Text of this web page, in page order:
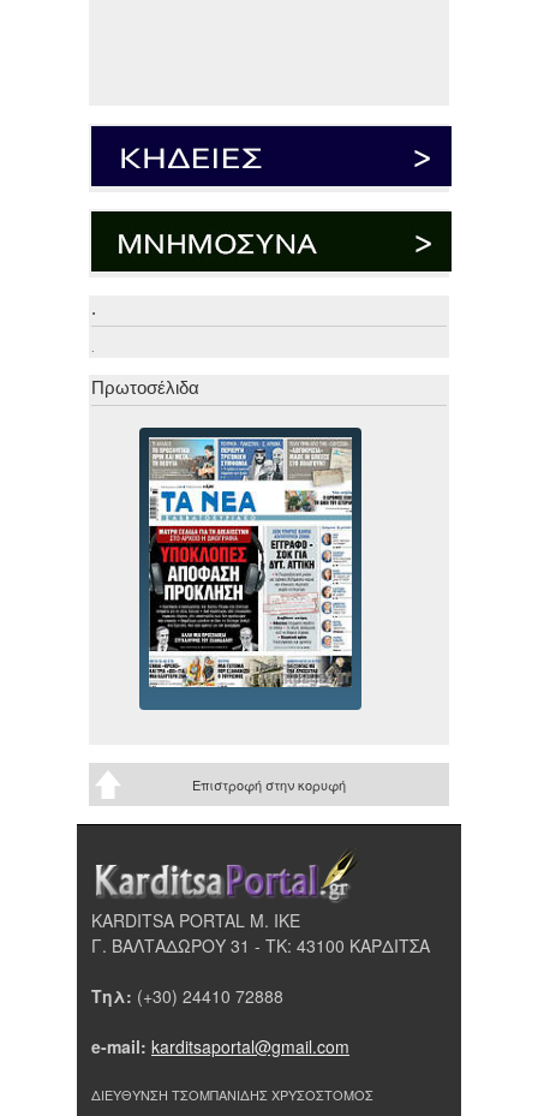
.
Πρωτοσέλιδα
Επιστροφή στην κορυφή
KARDITSA PORTAL Μ. ΙΚΕ
Γ. ΒΑΛΤΑΔΩΡΟΥ 31 - ΤΚ: 43100 ΚΑΡΔΙΤΣΑ
Τηλ: (+30) 24410 72888
e-mail: karditsaportal@gmail.com
ΔΙΕΥΘΥΝΣΗ ΤΣΟΜΠΑΝΙΔΗΣ ΧΡΥΣΟΣΤΟΜΟΣ